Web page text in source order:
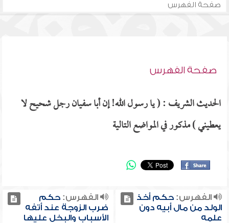
صفحة الفهرس
صفحة الفهرس
الحديث الشريف : ( يا رسول الله! إن أبا سفيان رجل شحيح لا
يعطيني ) مذكور في المواضع التالية
الفهرس:حكم أخذ
الولد من مال أبيه دون
علمه
الفهرس:حكم
ضرب الزوجة عند أتفه
الأسباب والبخل عليها